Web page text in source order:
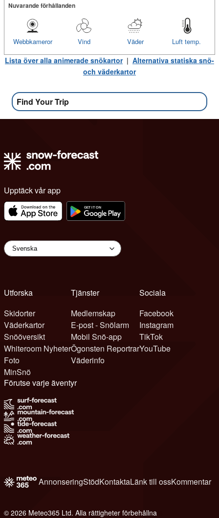
Nuvarande förhållanden
Luft temp.
Väder
Vind
Webbkameror
Lista över alla animerade snökartor| Alternativa statiska snö-
och väderkartor
Find Your Trip
Upptäck vår app
Utforska
Skidorter
Väderkartor
Snööversikt
Whiteroom Nyheter
Foto
MinSnö
Tjänster
Medlemskap
E-post - Snölarm
Mobil Snö-app
Ögonsten Reportrar
Väderinfo
Sociala
Facebook
Instagram
TikTok
YouTube
Förutse varje äventyr
AnnonseringStödKontaktaLänk till ossKommentar
© 2026 Meteo365 Ltd. Alla rättigheter förbehållna